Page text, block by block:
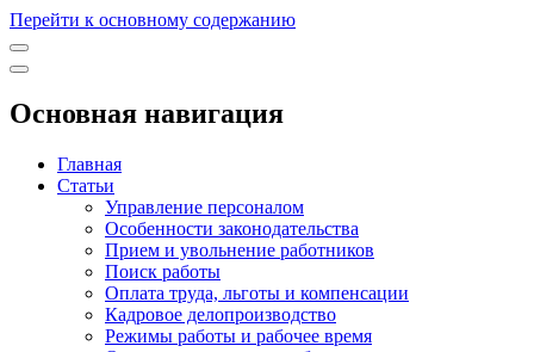
Перейти к основному содержанию
Основная навигация
Главная
Статьи
Управление персоналом
Особенности законодательства
Прием и увольнение работников
Поиск работы
Оплата труда, льготы и компенсации
Кадровое делопроизводство
Режимы работы и рабочее время